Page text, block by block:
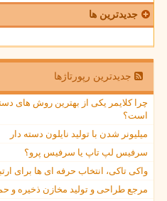
جدیدترین ها
جدیدترین رپورتاژها
چرا کلایمر یکی از بهترین روش های
است؟
میلیونر شدن با تولید نایلون دسته دار
سرفیس لپ تاپ یا سرفیس پرو؟
واکی تاکی، انتخاب حرفه ای ها برای
مرجع طراحی و تولید مخازن ذخیره و